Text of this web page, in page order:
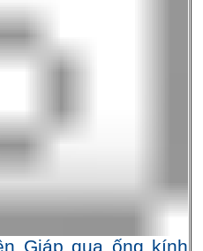
Giáp qua ống kính